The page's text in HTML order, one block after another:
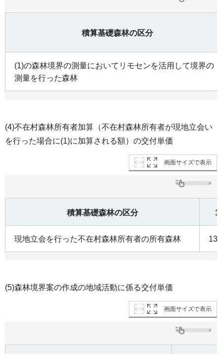
積算基礎森林の区分
(1)の森林境界の測量においてリモセンを活用して境界の
測量を行った森林
(4)不在村森林所有者加算（不在村森林所有者が現地立会い
を行った場合に(1)に加算される額）の交付単価
画面サイズで表示
積算基礎森林の区分 1
現地立会を行った不在村森林所有者の所有森林
(5)森林境界案の作成の地域活動に係る交付単価
画面サイズで表示